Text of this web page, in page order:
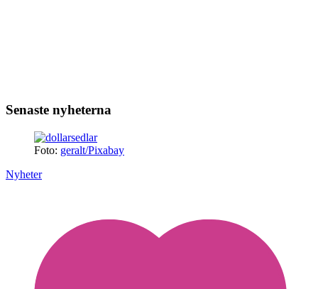
Senaste nyheterna
Foto: geralt/Pixabay
Nyheter